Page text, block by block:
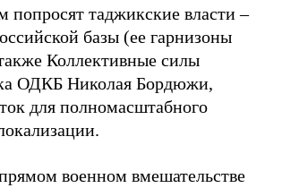
попросят таджикские власти –
базы (ее гарнизоны
Коллективные силы
ОДКБ Николая Бордюжи,
для полномасштабного
военном вмешательстве